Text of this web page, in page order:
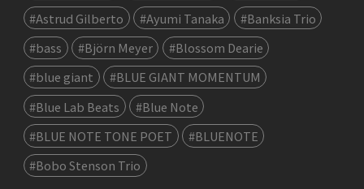
#Astrud Gilberto
#Ayumi Tanaka
#Banksia Trio
#bass
#Björn Meyer
#Blossom Dearie
#blue giant
#BLUE GIANT MOMENTUM
#Blue Lab Beats
#Blue Note
#BLUE NOTE TONE POET
#BLUENOTE
#Bobo Stenson Trio